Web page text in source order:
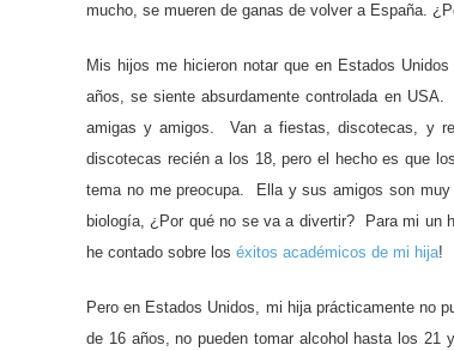
mucho, se mueren de ganas de volver a España.
Mis hijos me hicieron notar que en Estados
años, se siente absurdamente controlada en
amigas y amigos. Van a fiestas, discotecas, y
discotecas recién a los 18, pero el hecho es que
tema no me preocupa. Ella y sus amigos son
biología, ¿Por qué no se va a divertir? Para mi un
he contado sobre los éxitos académicos de mi hija!
Pero en Estados Unidos, mi hija prácticamente no
de 16 años, no pueden tomar alcohol hasta los 21